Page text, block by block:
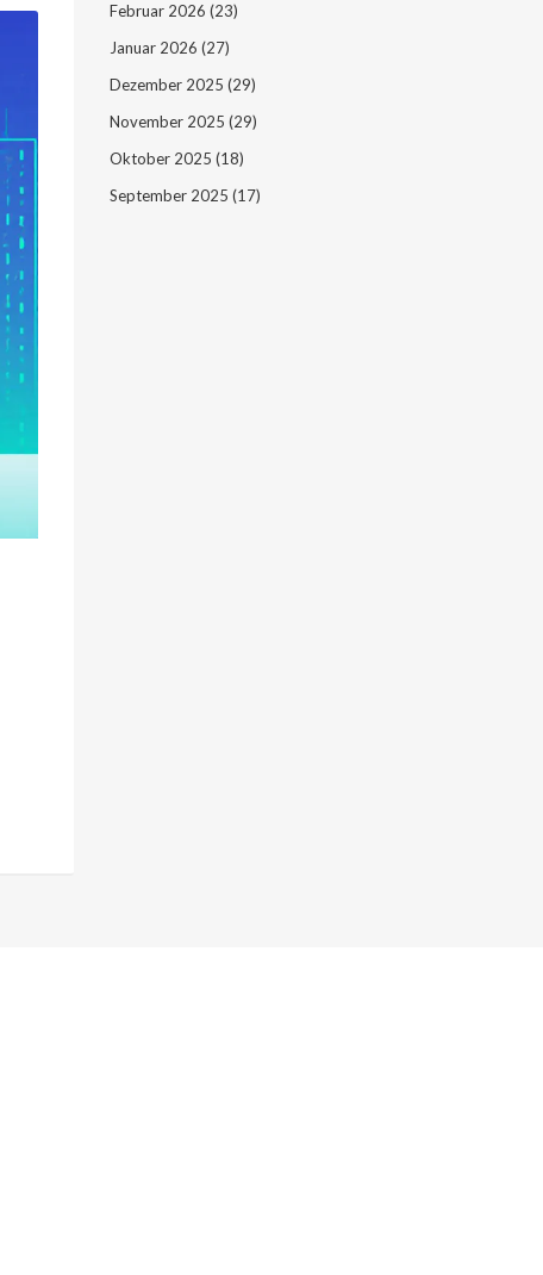
Februar 2026 (23)
Januar 2026 (27)
Dezember 2025 (29)
November 2025 (29)
Oktober 2025 (18)
September 2025 (17)